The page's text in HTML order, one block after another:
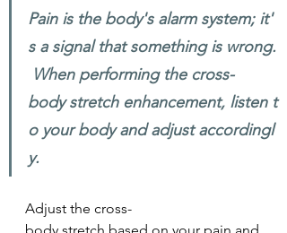
Pain is the body's alarm system; it'
s a signal that something is wrong.
When performing the cross-
body stretch enhancement, listen t
o your body and adjust accordingl
y.
Adjust the cross-
body stretch based on your pain and